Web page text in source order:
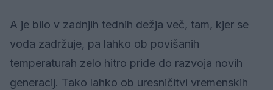
A je bilo v zadnjih tednih dežja več, tam, kjer se
voda zadržuje, pa lahko ob povišanih
temperaturah zelo hitro pride do razvoja novih
generacij. Tako lahko ob uresničitvi vremenskih